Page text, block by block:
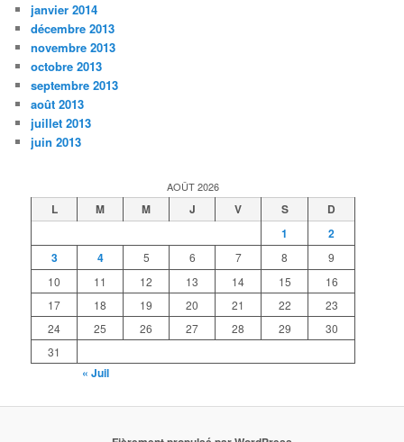
janvier 2014
décembre 2013
novembre 2013
octobre 2013
septembre 2013
août 2013
juillet 2013
juin 2013
AOÛT 2026
L M M J V S
D
1
2
3
4 5 6 7 8
9
10
11 12 13 14 15
16
17
18 19 20 21 22
23
24
25 26 27 28 29
30
31
« Juil